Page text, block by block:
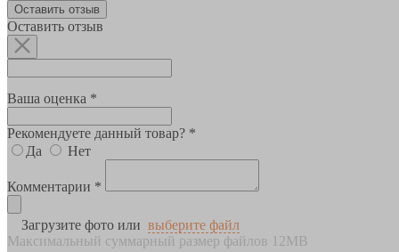
Оставить отзыв
Оставить отзыв
Ваша оценка *
Рекомендуете данный товар? *
Да
Нет
Комментарии *
Загрузите фото или выберите файл
Максимальный суммарный размер файлов 12MB